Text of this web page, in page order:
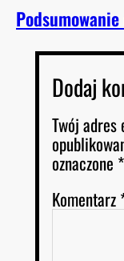
Dodaj
Twój adres
oznaczone *
Komentarz